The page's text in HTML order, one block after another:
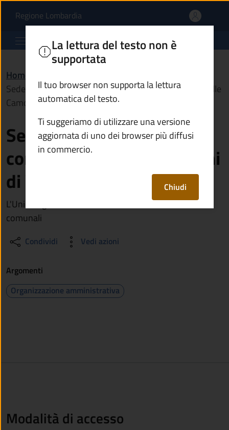
Sede dell'Unione dei
Regione Lombardia(apre in un'altra scheda).
Comune di Braone
Home
Sede dell'Unione dei comuni degli antichi borghi di Valle
Camonica
Sede dell'Unione dei
comuni degli antichi borghi
di Valle Camonica
L'Unione gestisce in forma associata alcuni servizi
comunali
Condividi Vedi azioni
La lettura del testo non è
supportata
Il tuo browser non supporta la lettura
automatica del testo.
Ti suggeriamo di utilizzare una versione
aggiornata di uno dei browser più diffusi
in commercio.
Chiudi
Argomenti
Organizzazione amministrativa
Modalità di accesso